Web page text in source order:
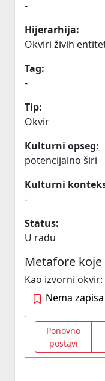
-
Hijerarhija:
Okviri živih
Tag:
-
Tip:
Okvir
Kulturni opseg:
potencijalno širi
Kulturni
-
Status:
U radu
Metafore
Kao izvorni okvir:
Nema zapisa
Ponovno
postavi